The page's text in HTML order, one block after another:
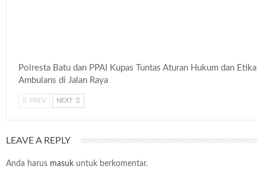
Polresta Batu dan PPAI Kupas Tuntas Aturan Hukum dan Etika
Ambulans di Jalan Raya
PREV NEXT
LEAVE A REPLY
Anda harus masuk untuk berkomentar.